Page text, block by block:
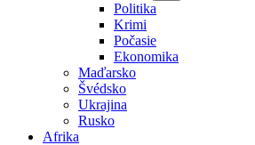
Politika
Krimi
Počasie
Ekonomika
Maďarsko
Švédsko
Ukrajina
Rusko
Afrika